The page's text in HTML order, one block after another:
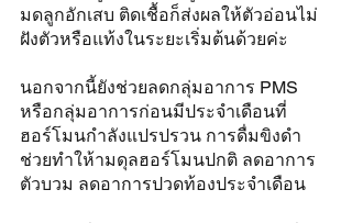
มดลูกอักเสบ ติดเชื้อก็ส่งผลให้ตัวอ่อนไม่
ฝังตัวหรือแท้งในระยะเริ่มต้นด้วยค่ะ
นอกจากนี้ยังช่วยลดกลุ่มอาการ PMS
หรือกลุ่มอาการก่อนมีประจำเดือนที่
ฮอร์โมนกำลังแปรปรวน การดื่มขิงดำ
ช่วยทำให้ามดุลฮอร์โมนปกติ ลดอาการ
ตัวบวม ลดอาการปวดท้องประจำเดือน